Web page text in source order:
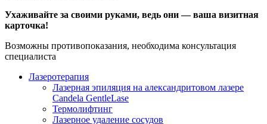
Ухаживайте за своими руками, ведь они — ваша визитная
карточка!
Возможны противопоказания, необходима консультация
специалиста
Лазеротерапия
Лазерная эпиляция на александритовом лазере
Candela GentleLase
Термолифтинг
Лазерное удаление сосудов